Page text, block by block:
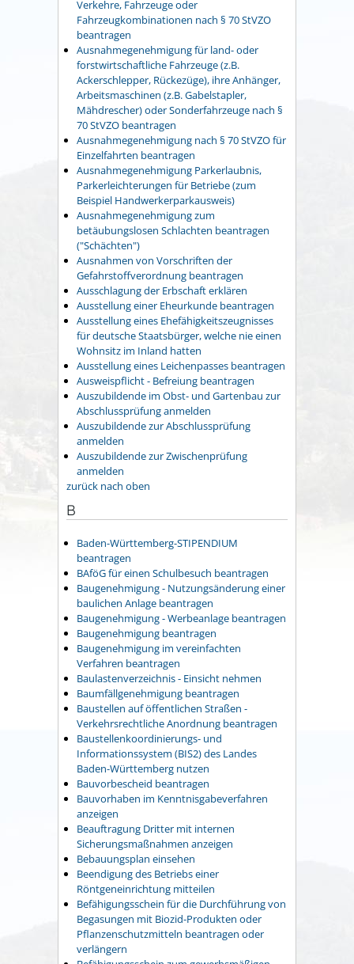
Verkehre, Fahrzeuge oder
Fahrzeugkombinationen nach § 70 StVZO
beantragen
Ausnahmegenehmigung für land- oder
forstwirtschaftliche Fahrzeuge (z.B.
Ackerschlepper, Rückezüge), ihre Anhänger,
Arbeitsmaschinen (z.B. Gabelstapler,
Mähdrescher) oder Sonderfahrzeuge nach §
70 StVZO beantragen
Ausnahmegenehmigung nach § 70 StVZO für
Einzelfahrten beantragen
Ausnahmegenehmigung Parkerlaubnis,
Parkerleichterungen für Betriebe (zum
Beispiel Handwerkerparkausweis)
Ausnahmegenehmigung zum
betäubungslosen Schlachten beantragen
("Schächten")
Ausnahmen von Vorschriften der
Gefahrstoffverordnung beantragen
Ausschlagung der Erbschaft erklären
Ausstellung einer Eheurkunde beantragen
Ausstellung eines Ehefähigkeitszeugnisses
für deutsche Staatsbürger, welche nie einen
Wohnsitz im Inland hatten
Ausstellung eines Leichenpasses beantragen
Ausweispflicht - Befreiung beantragen
Auszubildende im Obst- und Gartenbau zur
Abschlussprüfung anmelden
Auszubildende zur Abschlussprüfung
anmelden
Auszubildende zur Zwischenprüfung
anmelden
zurück nach oben
B
Baden-Württemberg-STIPENDIUM
beantragen
BAföG für einen Schulbesuch beantragen
Baugenehmigung - Nutzungsänderung einer
baulichen Anlage beantragen
Baugenehmigung - Werbeanlage beantragen
Baugenehmigung beantragen
Baugenehmigung im vereinfachten
Verfahren beantragen
Baulastenverzeichnis - Einsicht nehmen
Baumfällgenehmigung beantragen
Baustellen auf öffentlichen Straßen -
Verkehrsrechtliche Anordnung beantragen
Baustellenkoordinierungs- und
Informationssystem (BIS2) des Landes
Baden-Württemberg nutzen
Bauvorbescheid beantragen
Bauvorhaben im Kenntnisgabeverfahren
anzeigen
Beauftragung Dritter mit internen
Sicherungsmaßnahmen anzeigen
Bebauungsplan einsehen
Beendigung des Betriebs einer
Röntgeneinrichtung mitteilen
Befähigungsschein für die Durchführung von
Begasungen mit Biozid-Produkten oder
Pflanzenschutzmitteln beantragen oder
verlängern